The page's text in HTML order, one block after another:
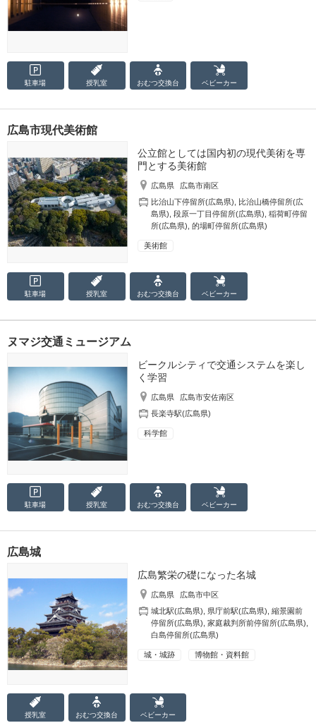
駐車場 授乳室 おむつ交換台 ベビーカー
広島市現代美術館
公立館としては国内初の現代美術を専
門とする美術館
広島県
広島市南区
比治山下停留所(広島県)
比治山橋停留所(広
島県) ,段原一丁目停留所(広島県) ,稲荷町停留
所(広島県) ,的場町停留所(広島県)
美術館
駐車場 授乳室 おむつ交換台 ベビーカー
ヌマジ交通ミュージアム
ビークルシティで交通システムを楽し
く学習
広島県
広島市安佐南区
長楽寺駅(広島県)
科学館
駐車場 授乳室 おむつ交換台 ベビーカー
広島城
広島繁栄の礎になった名城
広島県
広島市中区
城北駅(広島県)
県庁前駅(広島県) ,縮景園前
停留所(広島県) ,家庭裁判所前停留所(広島県)
白島停留所(広島県)
城・城跡 博物館・資料館
授乳室 おむつ交換台 ベビーカー